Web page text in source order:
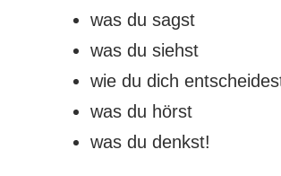
was du sagst
was du siehst
wie du dich
was du hörst
was du denkst!